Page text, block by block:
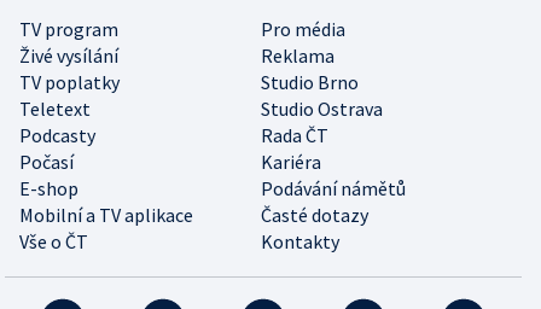
TV program
Pro média
Živé vysílání
Reklama
TV poplatky
Studio Brno
Teletext
Studio Ostrava
Podcasty
Rada ČT
Počasí
Kariéra
E-shop
Podávání námětů
Mobilní a TV aplikace
Časté dotazy
Vše o ČT
Kontakty